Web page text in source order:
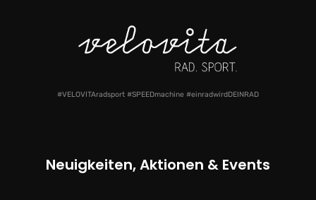
#VELOVITAradsport #SPEEDmachine #einradwirdDEINRAD
Neuigkeiten, Aktionen & Events